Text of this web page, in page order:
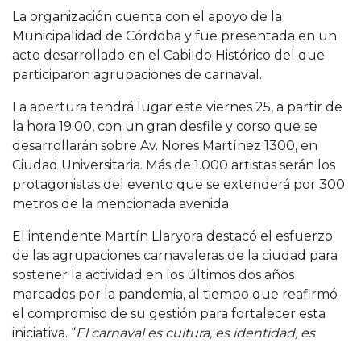
La organización cuenta con el apoyo de la
Municipalidad de Córdoba y fue presentada en un
acto desarrollado en el Cabildo Histórico del que
participaron agrupaciones de carnaval.
La apertura tendrá lugar este viernes 25, a partir de
la hora 19:00, con un gran desfile y corso que se
desarrollarán sobre Av. Nores Martínez 1300, en
Ciudad Universitaria. Más de 1.000 artistas serán los
protagonistas del evento que se extenderá por 300
metros de la mencionada avenida.
El intendente Martín Llaryora destacó el esfuerzo
de las agrupaciones carnavaleras de la ciudad para
sostener la actividad en los últimos dos años
marcados por la pandemia, al tiempo que reafirmó
el compromiso de su gestión para fortalecer esta
iniciativa. “El carnaval es cultura, es identidad, es